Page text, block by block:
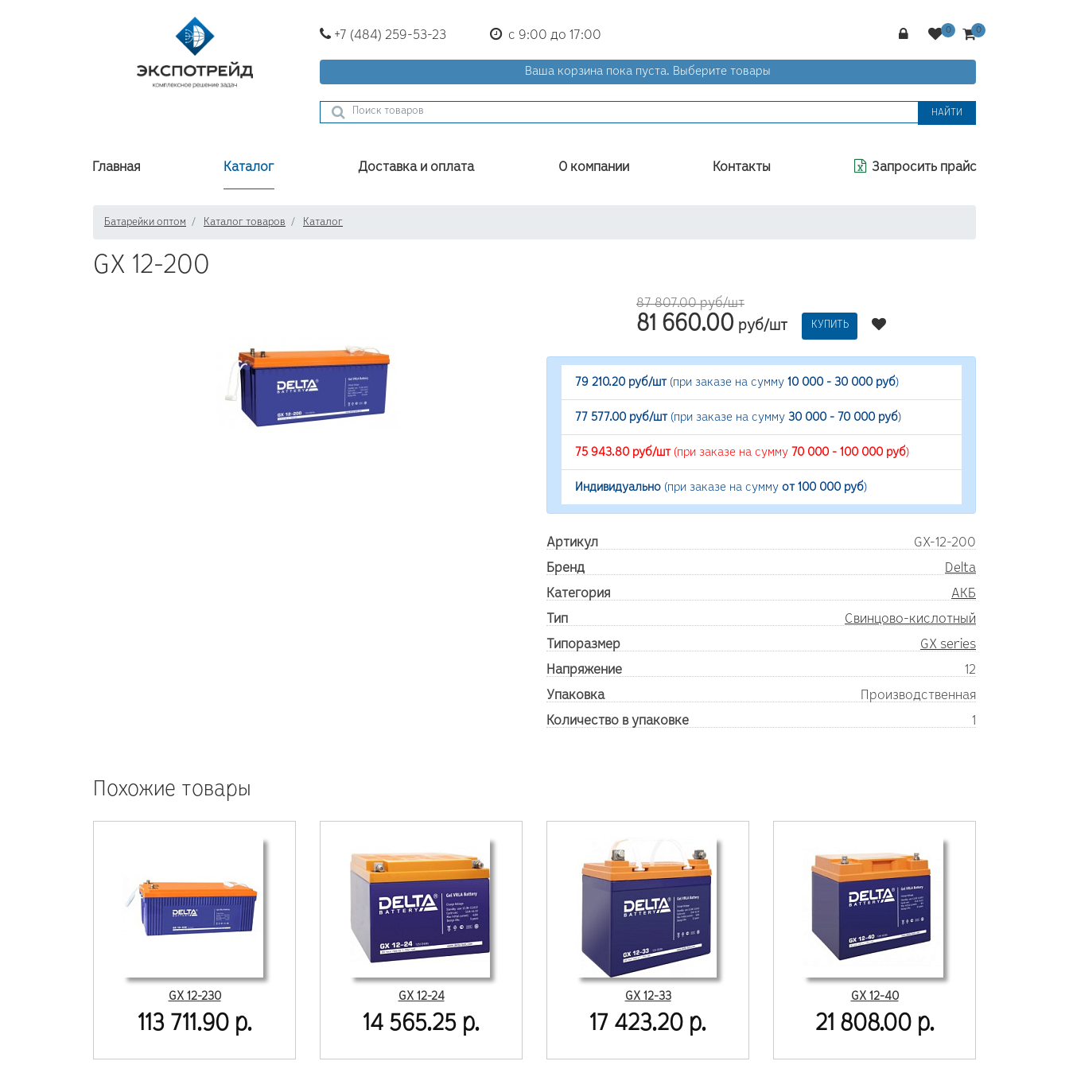
+7 (484) 259-53-23 с 9:00 до 17:00
Ваша корзина пока пуста. Выберите товары
НАЙТИ
Главная Каталог Доставка и оплата О компании Контакты Запросить прайс
Батарейки оптом Каталог товаров Каталог
GX 12-200
87 807.00 руб/шт
81 660.00 руб/шт КУПИТЬ
79 210.20 руб/шт(при заказе на сумму 10 000 - 30 000 руб)
77 577.00 руб/шт(при заказе на сумму 30 000 - 70 000 руб)
75 943.80 руб/шт(при заказе на сумму 70 000 - 100 000 руб)
Индивидуально (при заказе на сумму от 100 000 руб)
Артикул
GX-12-200
Бренд
Delta
Категория
АКБ
Тип
Свинцово-кислотный
Типоразмер
GX series
Напряжение
12
Упаковка
Производственная
Количество в упаковке
1
Похожие товары
GX 12-230
113 711.90 р.
GX 12-24
14 565.25 р.
GX 12-33
17 423.20 р.
GX 12-40
21 808.00 р.